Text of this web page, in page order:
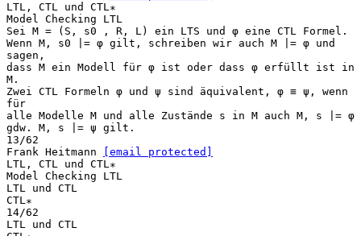
LTL, CTL und CTL∗
Model Checking LTL
Sei M = (S, s0 , R, L) ein LTS und φ eine CTL Formel.
Wenn M, s0 |= φ gilt, schreiben wir auch M |= φ und
sagen,
dass M ein Modell für φ ist oder dass φ erfüllt ist in
M.
Zwei CTL Formeln φ und ψ sind äquivalent, φ ≡ ψ, wenn
für
alle Modelle M und alle Zustände s in M auch M, s |= φ
gdw. M, s |= ψ gilt.
13/62
Frank Heitmann
[email protected]
LTL, CTL und CTL∗
Model Checking LTL
LTL und CTL
CTL∗
14/62
LTL und CTL